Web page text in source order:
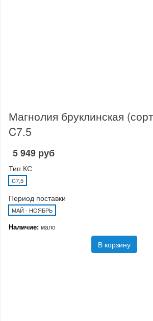
Магнолия бруклинская
C7.5
5 949 руб
Тип КС
C7,5
Период поставки
МАЙ - НОЯБРЬ
Наличие: мало
В корзину